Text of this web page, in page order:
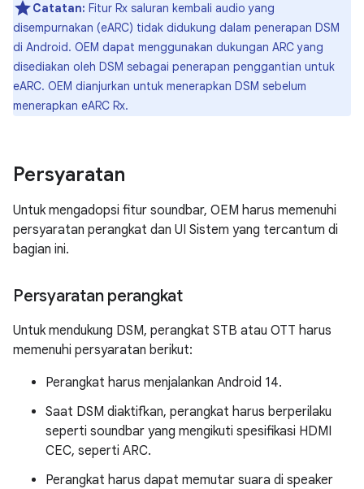
Catatan: Fitur Rx saluran kembali audio yang
disempurnakan (eARC) tidak didukung dalam penerapan DSM
di Android. OEM dapat menggunakan dukungan ARC yang
disediakan oleh DSM sebagai penerapan penggantian untuk
eARC. OEM dianjurkan untuk menerapkan DSM sebelum
menerapkan eARC Rx.
Persyaratan
Untuk mengadopsi fitur soundbar, OEM harus memenuhi
persyaratan perangkat dan UI Sistem yang tercantum di
bagian ini.
Persyaratan perangkat
Untuk mendukung DSM, perangkat STB atau OTT harus
memenuhi persyaratan berikut:
Perangkat harus menjalankan Android 14.
Saat DSM diaktifkan, perangkat harus berperilaku
seperti soundbar yang mengikuti spesifikasi HDMI
CEC, seperti ARC.
Perangkat harus dapat memutar suara di speaker